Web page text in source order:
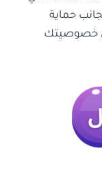
حماية
خصوصيتك